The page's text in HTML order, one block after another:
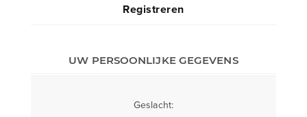
Registreren
UW PERSOONLIJKE GEGEVENS
Geslacht: